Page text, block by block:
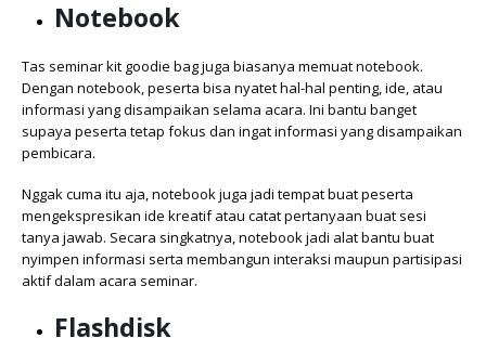
Notebook
Tas seminar kit goodie bag juga biasanya memuat notebook.
Dengan notebook, peserta bisa nyatet hal-hal penting, ide, atau
informasi yang disampaikan selama acara. Ini bantu banget
supaya peserta tetap fokus dan ingat informasi yang disampaikan
pembicara.
Nggak cuma itu aja, notebook juga jadi tempat buat peserta
mengekspresikan ide kreatif atau catat pertanyaan buat sesi
tanya jawab. Secara singkatnya, notebook jadi alat bantu buat
nyimpen informasi serta membangun interaksi maupun partisipasi
aktif dalam acara seminar.
Flashdisk